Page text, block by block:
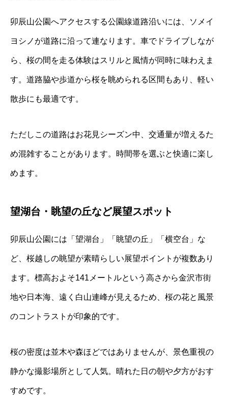
卯辰山公園へアクセスする公園線道路沿いには、ソメイ
ヨシノが道路に沿って連なります。車でドライブしなが
ら、桜の間を走る体験はスリルと風情が同時に味わえま
す。道路脇や歩道から桜を眺められる区間もあり、軽い
散歩にも最適です。
ただしこの道路はお花見シーズン中、交通量が増えるた
め混雑することがあります。時間帯を選ぶと快適に楽し
めます。
望湖台・眺望の丘など展望スポット
卯辰山公園には「望湖台」「眺望の丘」「横空台」な
ど、桜越しの眺望が素晴らしい展望ポイントが複数あり
ます。標高およそ141メートルという高さから金沢市街
地や日本海、遠く白山連峰が見えるため、桜の花と風景
のコントラストが印象的です。
桜の密度は並木や森ほどではありませんが、景色重視の
静かな撮影場所として人気。晴れた日の朝や夕方がおす
すめです。